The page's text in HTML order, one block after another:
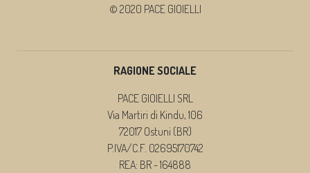
© 2020 PACE GIOIELLI
RAGIONE SOCIALE
PACE GIOIELLI SRL
Via Martiri di Kindu, 106
72017 Ostuni (BR)
P.IVA/C.F. 02695170742
REA: BR - 164888